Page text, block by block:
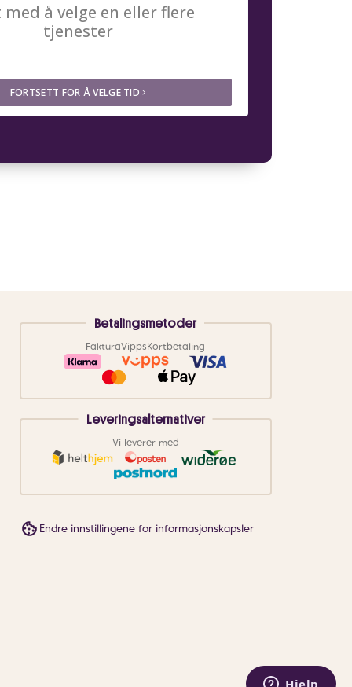
Betalingsmetoder
FakturaVippsKortbetaling
Leveringsalternativer
Vi leverer med
Endre innstillingene for informasjonskapsler